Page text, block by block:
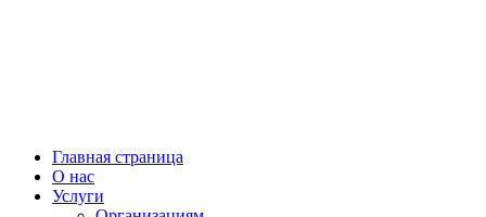
Главная страница
О нас
Услуги